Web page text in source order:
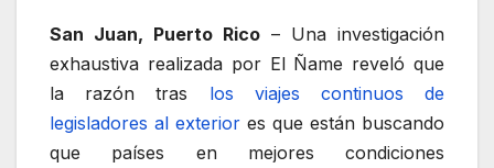
San Juan, Puerto Rico – Una investigación
exhaustiva realizada por El Ñame reveló que
la razón tras los viajes continuos de
legisladores al exterior es que están buscando
que países en mejores condiciones